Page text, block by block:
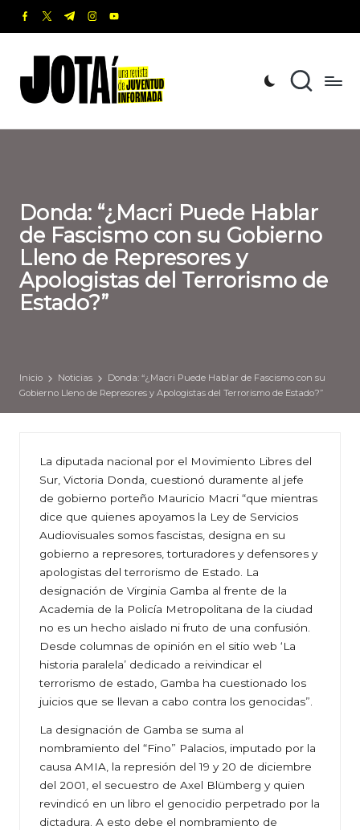
Saltar
contenido
facebook.com
twitter.com
t.me instagram.com
youtube.com
o
t
revista
de
Informada
Donda: “¿Macri Puede Hablar
de Fascismo con su Gobierno
Lleno de Represores y
Apologistas del Terrorismo de
Estado?”
Inicio Noticias
Donda: “¿Macri Puede Hablar de Fascismo con su
Gobierno Lleno de Represores y Apologistas del Terrorismo de Estado?”
La diputada nacional por el Movimiento Libres del
Sur, Victoria Donda, cuestionó duramente al jefe
de gobierno porteño Mauricio Macri “que mientras
dice que quienes apoyamos la Ley de Servicios
Audiovisuales somos fascistas, designa en su
gobierno a represores, torturadores y defensores y
apologistas del terrorismo de Estado. La
designación de Virginia Gamba al frente de la
Academia de la Policía Metropolitana de la ciudad
no es un hecho aislado ni fruto de una confusión.
Desde columnas de opinión en el sitio web ‘La
historia paralela’ dedicado a reivindicar el
terrorismo de estado, Gamba ha cuestionado los
juicios que se llevan a cabo contra los genocidas”.
La designación de Gamba se suma al
nombramiento del “Fino” Palacios, imputado por la
causa AMIA, la represión del 19 y 20 de diciembre
del 2001, el secuestro de Axel Blümberg y quien
revindicó en un libro el genocidio perpetrado por la
dictadura. A esto debe el nombramiento de